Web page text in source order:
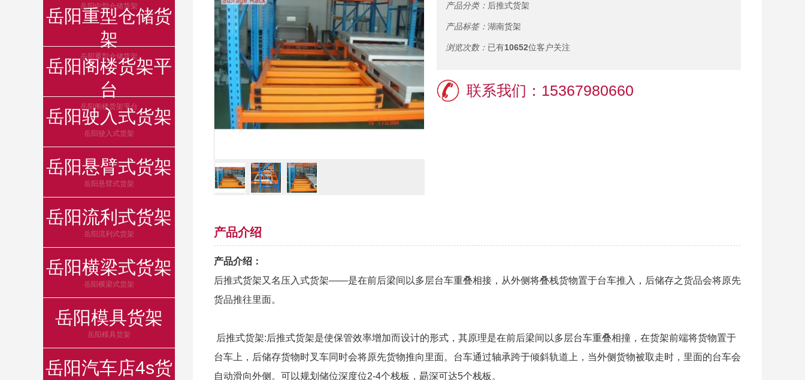
岳阳中型仓储货架
岳阳重型仓储货
架
岳阳重型仓储货架
岳阳阁楼货架平
台
岳阳阁楼货架平台
岳阳驶入式货架
岳阳驶入式货架
岳阳悬臂式货架
岳阳悬臂式货架
岳阳流利式货架
岳阳流利式货架
岳阳横梁式货架
岳阳横梁式货架
岳阳模具货架
岳阳模具货架
岳阳汽车店4s货
产品分类： 后推式货架
产品标签： 湖南货架
浏览次数： 已有10652位客户关注
联系我们：15367980660
产品介绍
产品介绍：
后推式货架又名压入式货架——是在前后梁间以多层台车重叠相接，从外侧将叠栈货物置于台车推入，后储存之货品会将原先
货品推往里面。
后推式货架:后推式货架是使保管效率增加而设计的形式，其原理是在前后梁间以多层台车重叠相撞，在货架前端将货物置于
台车上，后储存货物时叉车同时会将原先货物推向里面。台车通过轴承跨于倾斜轨道上，当外侧货物被取走时，里面的台车会
自动滑向外侧。可以规划储位深度位2-4个栈板，朂深可达5个栈板。